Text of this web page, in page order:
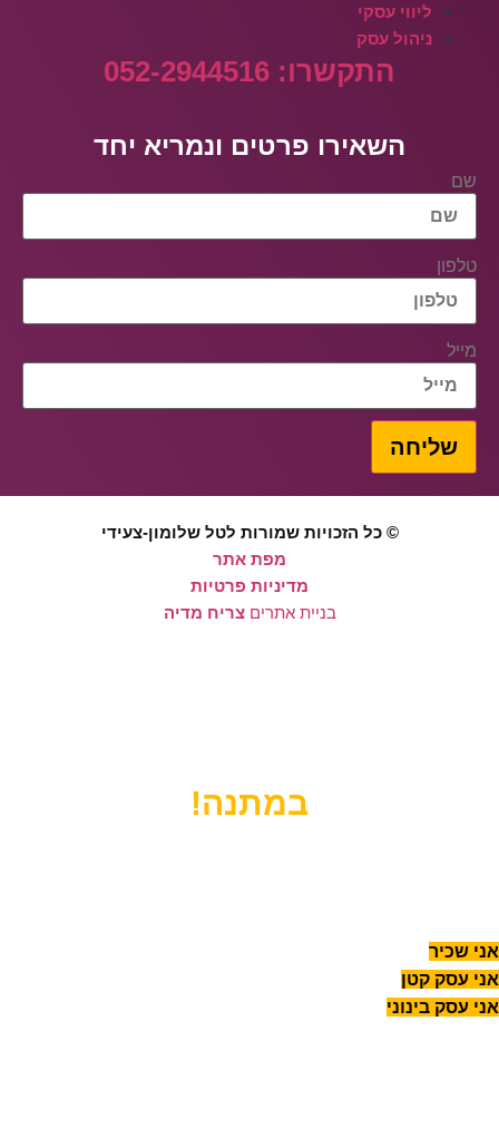
ליווי עסקי
ניהול עסק
התקשרו: 052-2944516
השאירו פרטים ונמריא יחד
שם
טלפון
מייל
שליחה
© כל הזכויות שמורות לטל שלומון-צעידי
מפת אתר
מדיניות פרטיות
בניית אתריםצריח מדיה
במתנה!
אני שכיר
אני עסק קטן
אני עסק בינוני